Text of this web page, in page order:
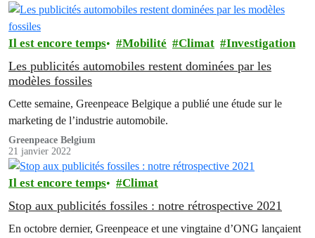
Il est encore temps Mobilité Climat Investigation
Les publicités automobiles restent dominées par les
modèles fossiles
Cette semaine, Greenpeace Belgique a publié une étude sur le
marketing de l’industrie automobile.
Greenpeace Belgium
21 janvier 2022
Il est encore temps Climat
Stop aux publicités fossiles : notre rétrospective 2021
En octobre dernier, Greenpeace et une vingtaine d’ONG lançaient